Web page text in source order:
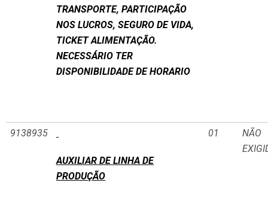
TRANSPORTE, PARTICIPAÇÃO
NOS LUCROS, SEGURO DE VIDA,
TICKET ALIMENTAÇÃO.
NECESSÁRIO TER
DISPONIBILIDADE DE HORARIO
9138935
AUXILIAR DE LINHA DE
PRODUÇÃO
01
NÃO